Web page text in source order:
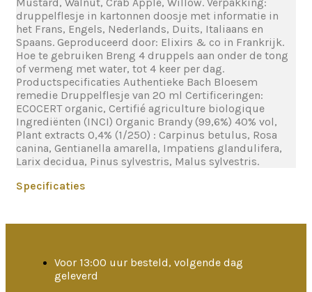
druppelflesje in kartonnen doosje met informatie in
het Frans, Engels, Nederlands, Duits, Italiaans en
Spaans. Geproduceerd door: Elixirs & co in Frankrijk.
Hoe te gebruiken Breng 4 druppels aan onder de tong
of vermeng met water, tot 4 keer per dag.
Productspecificaties Authentieke Bach Bloesem
remedie Druppelflesje van 20 ml Certificeringen:
ECOCERT organic, Certifié agriculture biologique
Ingrediënten (INCI) Organic Brandy (99,6%) 40% vol,
Plant extracts 0,4% (1/250) : Carpinus betulus, Rosa
canina, Gentianella amarella, Impatiens glandulifera,
Larix decidua, Pinus sylvestris, Malus sylvestris.
Specificaties
Voor 13:00 uur besteld, volgende dag
geleverd